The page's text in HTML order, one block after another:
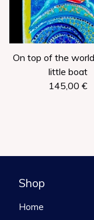
On top of the
little boat
145,00 €
Shop
Home